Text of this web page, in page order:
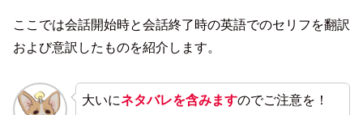
ここでは会話開始時と会話終了時の英語でのセリフを翻訳
および意訳したものを紹介します。
大いにネタバレを含みますのでご注意を！